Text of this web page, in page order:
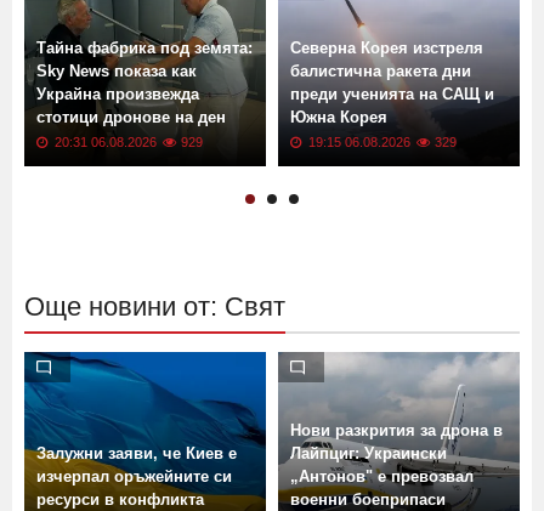
Тайна фабрика под земята:
Sky News показа как
Украйна произвежда
стотици дронове на ден
20:31 06.08.2026 929
Северна Корея изстреля
балистична ракета дни
преди ученията на САЩ и
Южна Корея
19:15 06.08.2026 329
Още новини от: Свят
Залужни заяви, че Киев е
изчерпал оръжейните си
ресурси в конфликта
Нови разкрития за дрона в
Лайпциг: Украински
„Антонов" е превозвал
военни боеприпаси